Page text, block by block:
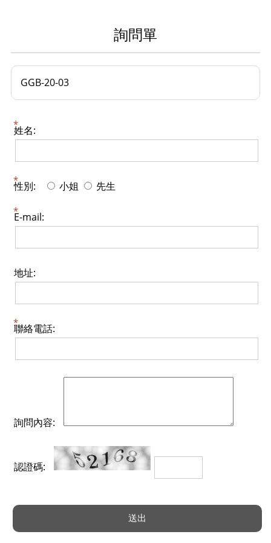
詢問單
GGB-20-03
姓名:
性別: 小姐 先生
E-mail:
地址:
聯絡電話:
詢問內容:
認證碼: